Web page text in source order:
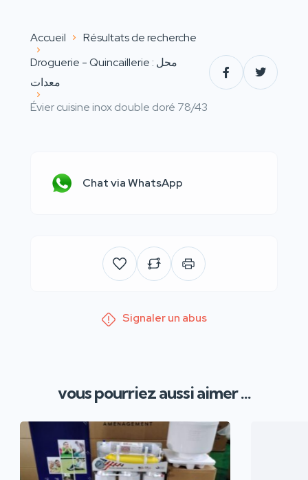
Accueil
Résultats de recherche
Droguerie - Quincaillerie : محل
معدات
Évier cuisine inox double doré 78/43
Chat via WhatsApp
Signaler un abus
vous pourriez aussi aimer ...